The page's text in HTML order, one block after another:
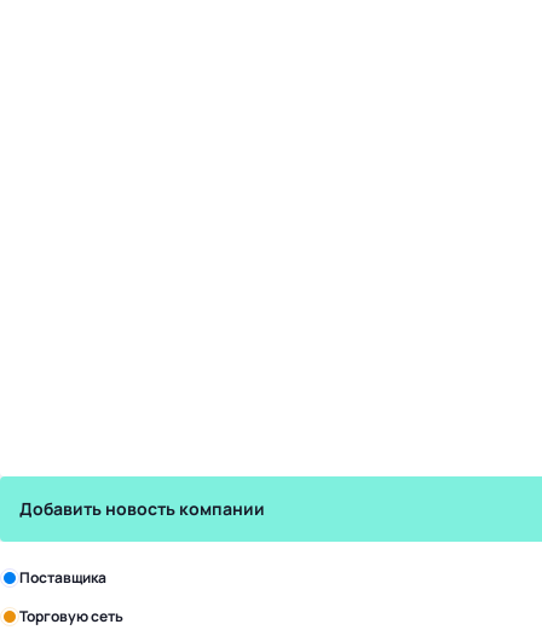
Добавить новость компании
Зарегистрируйте в бизнес-центре:
Поставщика
Торговую сеть